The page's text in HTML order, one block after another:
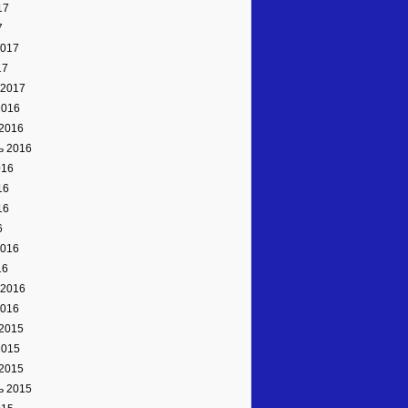
2016
2015